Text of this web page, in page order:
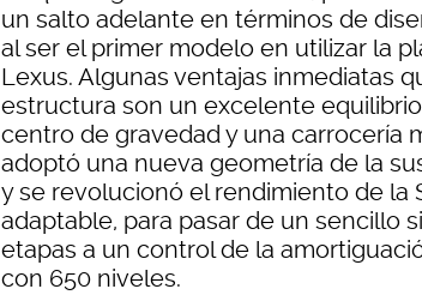
un salto adelante en términos de
al ser el primer modelo en utilizar la
Lexus. Algunas ventajas inmediatas
estructura son un excelente
centro de gravedad y una carrocería
adoptó una nueva geometría de la
y se revolucionó el rendimiento de la
adaptable, para pasar de un sencillo
etapas a un control de la
con 650 niveles.